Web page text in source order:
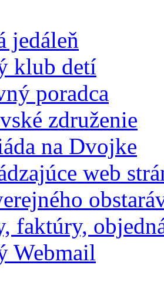
jedáleň
klub detí
poradca
združenie
na Dvojke
web
faktúry,
Webmail